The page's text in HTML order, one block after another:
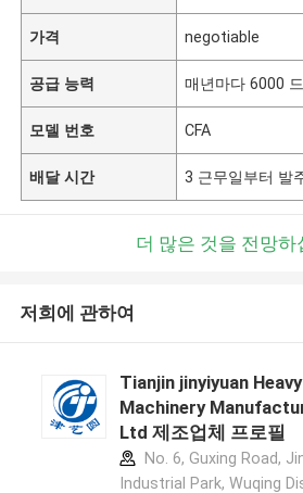
가격 negotiable
공급 능력 매년마다 6000
모델 번호 CFA
배달 시간 3 근무일부터 발
더 많은 것을 전망하
저희에 관하여
Tianjin jinyiyuan Heavy
Machinery
Ltd 제조업체 프로필
No. 6, Guxing Road,
Industrial Park, Wuqing